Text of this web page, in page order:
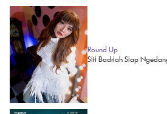
Round Up
Siti Badriah Siap